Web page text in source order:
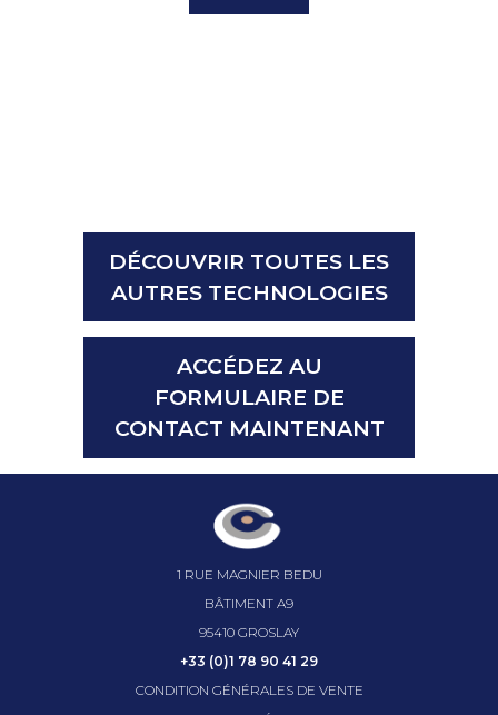
DÉCOUVRIR TOUTES LES
AUTRES TECHNOLOGIES
ACCÉDEZ AU
FORMULAIRE DE
CONTACT MAINTENANT
1 RUE MAGNIER BEDU
BÂTIMENT A9
95410 GROSLAY
+33 (0)1 78 90 41 29
CONDITION GÉNÉRALES DE VENTE